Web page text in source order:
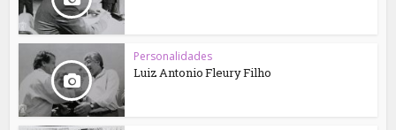
Personalidades
Luiz Antonio Fleury Filho